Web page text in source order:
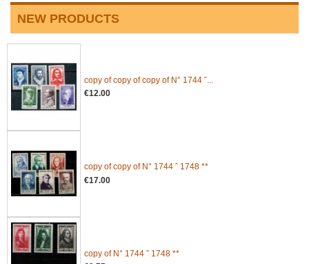
NEW PRODUCTS
copy of copy of copy of N° 1744 ˆ...
€12.00
copy of copy of N° 1744 ˆ 1748 **
€17.00
copy of N° 1744 ˆ 1748 **